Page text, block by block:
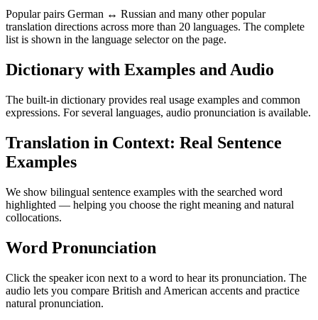
Popular pairs German ↔ Russian and many other popular
translation directions across more than 20 languages. The complete
list is shown in the language selector on the page.
Dictionary with Examples and Audio
The built-in dictionary provides real usage examples and common
expressions. For several languages, audio pronunciation is available.
Translation in Context: Real Sentence
Examples
We show bilingual sentence examples with the searched word
highlighted — helping you choose the right meaning and natural
collocations.
Word Pronunciation
Click the speaker icon next to a word to hear its pronunciation. The
audio lets you compare British and American accents and practice
natural pronunciation.